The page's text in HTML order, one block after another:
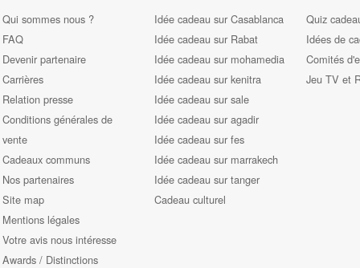
Qui sommes nous ?
FAQ
Devenir partenaire
Carrières
Relation presse
Conditions générales de
vente
Cadeaux communs
Nos partenaires
Site map
Mentions légales
Votre avis nous intéresse
Awards / Distinctions
Idée cadeau sur Casablanca
Idée cadeau sur Rabat
Idée cadeau sur mohamedia
Idée cadeau sur kenitra
Idée cadeau sur sale
Idée cadeau sur agadir
Idée cadeau sur fes
Idée cadeau sur marrakech
Idée cadeau sur tanger
Cadeau culturel
Quiz
Idées de
Comités
Jeu TV et